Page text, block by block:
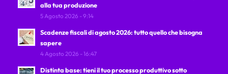
alla tua produzione
5 Agosto 2026 - 9:14
Scadenze fiscali di agosto 2026: tutto quello che bisogna
sapere
4 Agosto 2026 - 16:47
Distinta base: tieni il tuo processo produttivo sotto